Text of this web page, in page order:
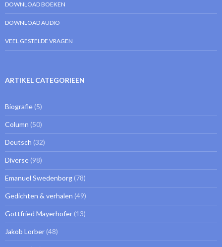
DOWNLOAD BOEKEN
DOWNLOAD AUDIO
VEEL GESTELDE VRAGEN
ARTIKEL CATEGORIEEN
Biografie (5)
Column (50)
Deutsch (32)
Diverse (98)
Emanuel Swedenborg (78)
Gedichten & verhalen (49)
Gottfried Mayerhofer (13)
Jakob Lorber (48)